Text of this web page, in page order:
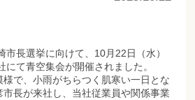
市長選挙に向けて、10月22日（水）
にて青空集会が開催されました。
で、小雨がちらつく肌寒い一日とな
市長が来社し、当社従業員や関係事業